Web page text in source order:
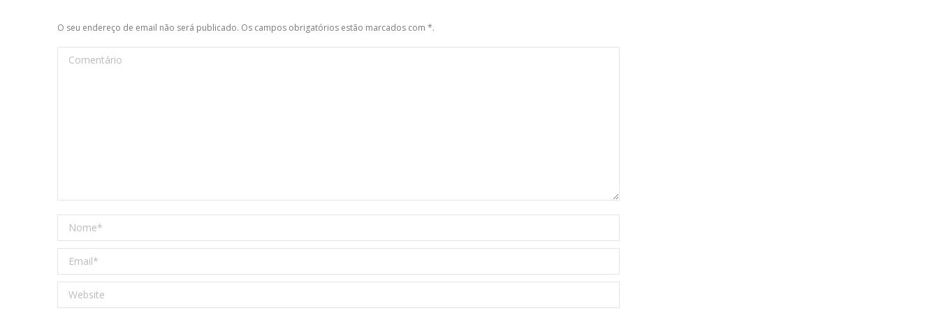
O seu endereço de email não será publicado. Os campos obrigatórios estão marcados com *.
Comentário
Nome *
Email *
Website